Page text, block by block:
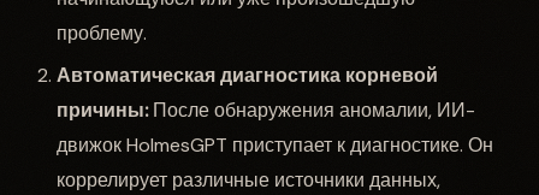
проблему.
Автоматическая диагностика корневой
причины:После обнаружения аномалии, ИИ-
движок HolmesGPT приступает к диагностике. Он
коррелирует различные источники данных,